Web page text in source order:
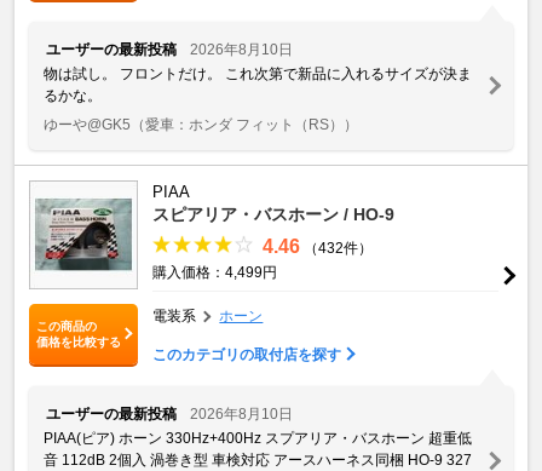
ユーザーの最新投稿
2026年8月10日
物は試し。 フロントだけ。 これ次第で新品に入れるサイズが決ま
るかな。
ゆーや@GK5 （愛車：ホンダ フィット（RS））
この商品の
価格を比較する
PIAA
スピアリア・バスホーン / HO-9
4.46
（432件）
購入価格：4,499円
電装系 ホーン
このカテゴリの取付店を探す
ユーザーの最新投稿
2026年8月10日
PIAA(ピア) ホーン 330Hz+400Hz スプアリア・バスホーン 超重低
音 112dB 2個入 渦巻き型 車検対応 アースハーネス同梱 HO-9 327